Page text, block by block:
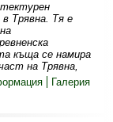
Трявна. Тя е
къща се намира
на Трявна,
Галерия